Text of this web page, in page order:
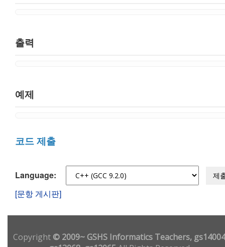
출력
예제
코드 제출
Language: 제
[문항 게시판]
Copyright© 2009~ GSHS Informatics Teachers,